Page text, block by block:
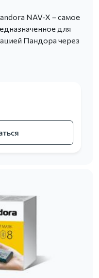
NAV-X – самое
для
Пандора через